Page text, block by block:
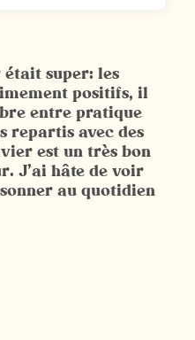
super: les
positifs, il
entre pratique
repartis avec des
est un très bon
J’ai hâte de voir
au quotidien